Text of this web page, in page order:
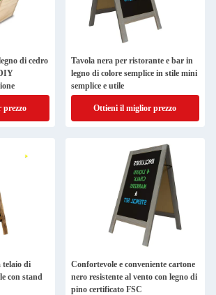
di cedro
Tavola nera per ristorante e bar in
legno di colore semplice in stile mini
semplice e utile
Ottieni il miglior prezzo
telaio di
con stand
Confortevole e conveniente cartone
nero resistente al vento con legno di
pino certificato FSC